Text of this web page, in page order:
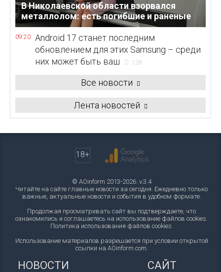
В Николаевской области взорвался
металлолом: есть погибшие и раненые
09:20
Android 17 станет последним
обновлением для этих Samsung – среди
них может быть ваш
128
Все новости
Лента новостей
18+
© AOinform 2013-2026. v.3.4
Читайте на сайте главные новости за сегодня. Ежедневно только
важные, актуальные новости и события в удобном формате.
Продолжая просматривать сайт вы подтверждаете, что
ознакомились и соглашаетесь на использование файлов cookies.
Политика использования файлов cookies.
Использование материалов разрешается при условии открытой
ссылки на AOinform.com.
НОВОСТИ САЙТ